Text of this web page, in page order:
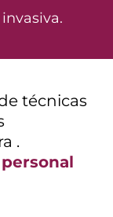
técnicas
.